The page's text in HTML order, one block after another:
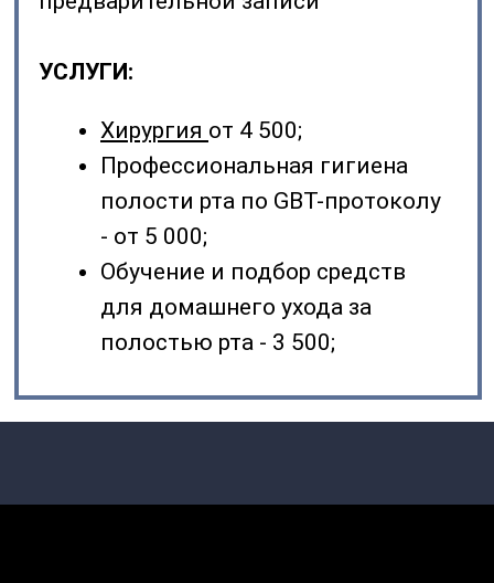
- В 2021 году закончил СамГМУ;
- На протяжении учебы в университете
- Работает в сфере навигационной хирургии
(моделировка хирургических шаблонов для
имплантации и аутотрансплантации);
- в 2021 году прошел обучение у главного
пародонтолога страны и ближайшего зарубежья
Приямпольской М.Б. по владению протокола
Guided Biofilm Therapy (GBT) с использованием
технологий AIRFLOW, PERIOFLOW, PIEZON.